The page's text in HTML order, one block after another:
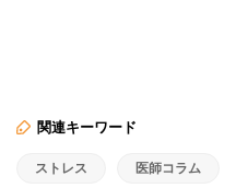
関連キーワード
ストレス 医師コラム